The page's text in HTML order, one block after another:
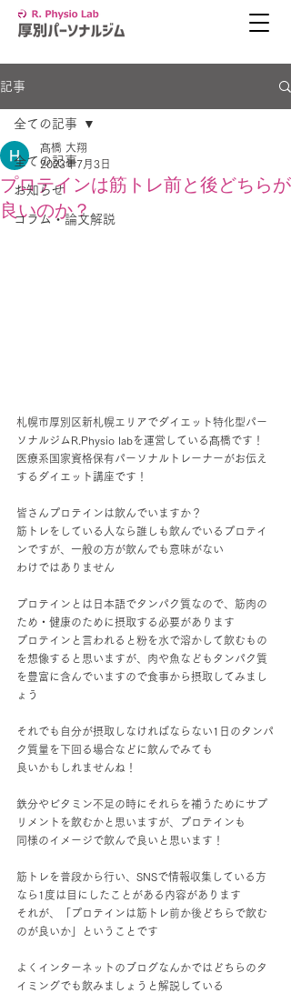
記事
全ての記事
お知らせ
コラム・論文解説
全ての記事
プロテインは筋トレ前と後どちらが
良いのか？
髙橋 大翔
2023年7月3日
札幌市厚別区新札幌エリアでダイエット特化型パー
ソナルジムR.Physio labを運営している髙橋です！
医療系国家資格保有パーソナルトレーナーがお伝え
するダイエット講座です！
皆さんプロテインは飲んでいますか？
筋トレをしている人なら誰しも飲んでいるプロテイ
ンですが、一般の方が飲んでも意味がない
わけではありません
プロテインとは日本語でタンパク質なので、筋肉の
ため・健康のために摂取する必要があります
プロテインと言われると粉を水で溶かして飲むもの
を想像すると思いますが、肉や魚などもタンパク質
を豊富に含んでいますので食事から摂取してみまし
ょう
それでも自分が摂取しなければならない1日のタンパ
ク質量を下回る場合などに飲んでみても
良いかもしれませんね！
鉄分やビタミン不足の時にそれらを補うためにサプ
リメントを飲むかと思いますが、プロテインも
同様のイメージで飲んで良いと思います！
筋トレを普段から行い、SNSで情報収集している方
なら1度は目にしたことがある内容があります
それが、「プロテインは筋トレ前か後どちらで飲む
のが良いか」ということです
よくインターネットのブログなんかではどちらのタ
イミングでも飲みましょうと解説している